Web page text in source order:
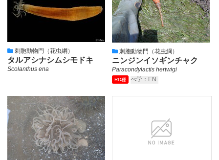
刺胞動物門（花虫綱）
タルアシナシムシモドキ
Scolanthus ena
刺胞動物門（花虫綱）
ニンジンイソギンチャク
Paracondylactis hertwigi
RD種 べ学：EN